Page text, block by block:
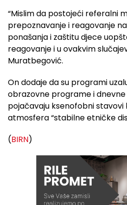
“Mislim da postojeći referalni
prepoznavanje i reagovanje
ponašanja i zaštitu djece
reagovanje i u ovakvim
Muratbegović.
On dodaje da su programi
obrazovne programe i
pojačavaju ksenofobni
atmosfera “stabilne etničke
(BIRN)